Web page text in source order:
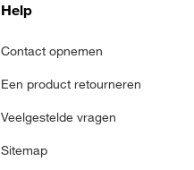
Help
Contact opnemen
Een product retourneren
Veelgestelde vragen
Sitemap